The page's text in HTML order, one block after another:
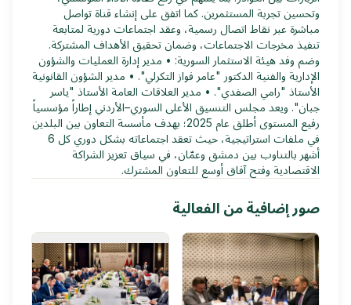
وتحسين تجربة المستثمرين. كما اتفق على إنشاء قناة تواصل
مباشرة عبر نقاط اتصال رسمية، وعقد اجتماعات دورية لمتابعة
تنفيذ مخرجات الاجتماعات، وضمان تحقيق الأهداف المشتركة.
وضم وفد هيئة الاستثمار السورية: • مدير إدارة العمليات والشؤون
الإدارية والفنية الدكتور "عامر فواز التكرلي". • مدير الشؤون القانونية
الأستاذ "رامي الصفدي". • مدير العلاقات العامة الأستاذ "ياسر
جبان". ويعد مجلس التنسيق الأعلى السوري–الأردني إطاراً مؤسسياً
رفيع المستوى أطلق عام 2025؛ بهدف مأسسة التعاون بين البلدين
في ملفات استراتيجية، حيث تعقد اجتماعاته بشكل دوري كل 6
أشهر بالتناوب بين دمشق وعمّان، في سياق تعزيز الشراكة
الاقتصادية وفتح آفاق أوسع للتعاون المشترك.
صور إضافية من الفعالية